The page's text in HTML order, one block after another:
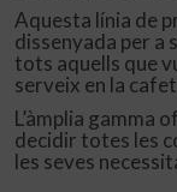
Aquesta línia de
dissenyada per a
tots aquells que
serveix en la
L’àmplia gamma
decidir totes les
les seves